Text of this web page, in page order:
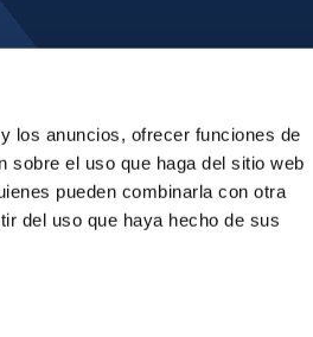
los anuncios, ofrecer funciones de
sobre el uso que haga del sitio web
pueden combinarla con otra
del uso que haya hecho de sus
de privacidad